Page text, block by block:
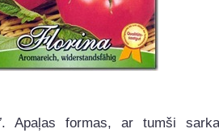
. Apaļas formas, ar tumši